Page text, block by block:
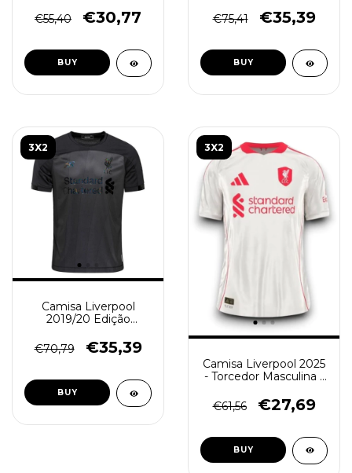
Preta
€55,40 €30,77
BUY
(cópia) - (cópia) -
(cópia) - (cópia)
€75,41 €35,39
BUY
3X2
Camisa Liverpool
2019/20 Edição
Masculina - Preta
Holográfica
€70,79 €35,39
BUY
3X2
Camisa Liverpool 2025
- Torcedor Masculina -
€61,56
€27,69
BUY